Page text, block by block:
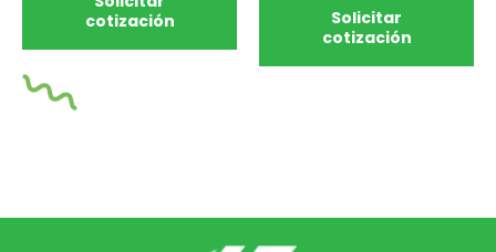
cotización
Solicitar
cotización